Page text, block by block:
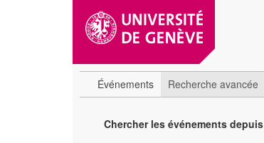
Événements Recherche avancée
Chercher les événements depuis